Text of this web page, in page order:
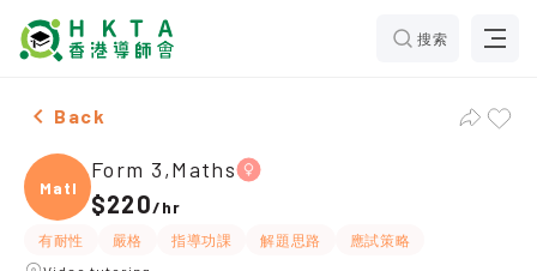
搜索
Female Form 3,Maths Tuition recommendation
Back
Maths
Form 3,Maths
$220/hr
有耐性 嚴格 指導功課 解題思路
應試策略